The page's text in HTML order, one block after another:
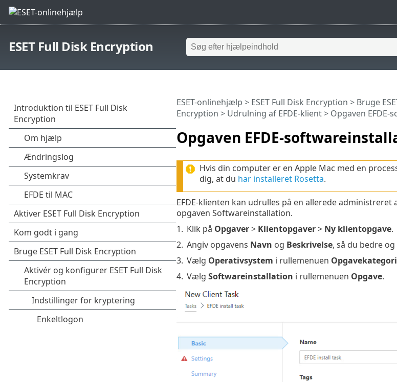
ESET Full Disk Encryption
Opgaven EFDE-
ESET-onlinehjælp > ESET Full Disk Encryption > Bruge
Encryption > Udrulning af EFDE-klient> Opgaven EFDE-
Hvis din computer er en Apple Mac med en
dig, at du har installeret Rosetta.
EFDE-klienten kan udrulles på en allerede
opgaven Softwareinstallation.
1. Klik på Opgaver> Klientopgaver> Ny klientopgave.
2. Angiv opgavens Navn og Beskrivelse, så du bedre
3. Vælg Operativsystem i rullemenuen Opgavekategori
4. Vælg Softwareinstallation i rullemenuen Opgave.